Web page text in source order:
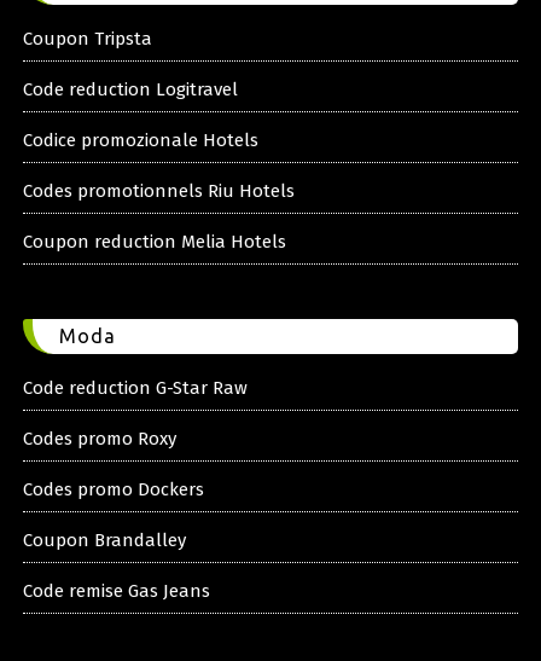
Coupon Tripsta
Code reduction Logitravel
Codice promozionale Hotels
Codes promotionnels Riu Hotels
Coupon reduction Melia Hotels
Moda
Code reduction G-Star Raw
Codes promo Roxy
Codes promo Dockers
Coupon Brandalley
Code remise Gas Jeans